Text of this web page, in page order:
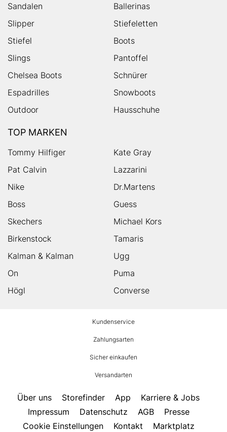
Sandalen
Ballerinas
Slipper
Stiefeletten
Stiefel
Boots
Slings
Pantoffel
Chelsea Boots
Schnürer
Espadrilles
Snowboots
Outdoor
Hausschuhe
TOP MARKEN
Tommy Hilfiger
Kate Gray
Pat Calvin
Lazzarini
Nike
Dr.Martens
Boss
Guess
Skechers
Michael Kors
Birkenstock
Tamaris
Kalman & Kalman
Ugg
On
Puma
Högl
Converse
Kundenservice
Zahlungsarten
Sicher einkaufen
Versandarten
Über uns Storefinder App
Karriere & Jobs
Impressum
Datenschutz AGB
Presse
Cookie Einstellungen
Kontakt Marktplatz